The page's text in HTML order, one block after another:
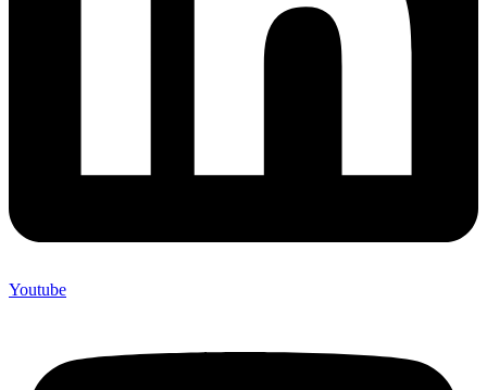
Youtube